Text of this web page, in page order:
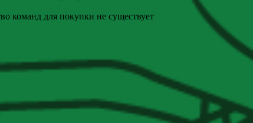
команд для покупки не существует